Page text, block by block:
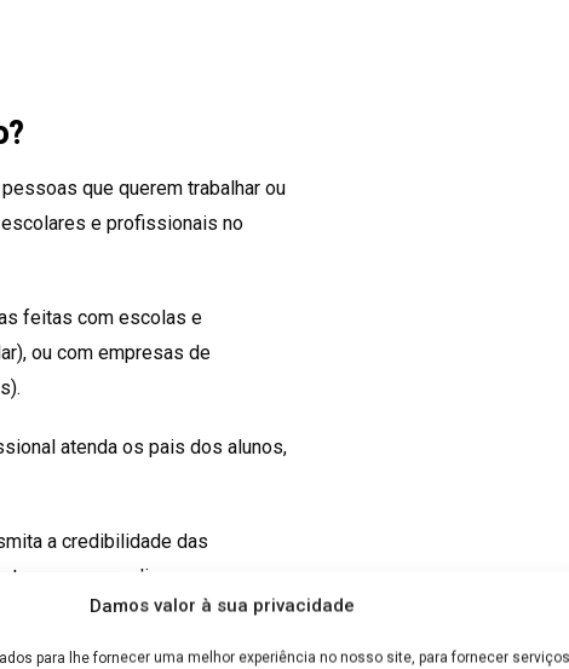
Damos valor à sua privacidade
para lhe fornecer uma melhor experiência no nosso site, para fornecer serviços
que querem trabalhar ou
e profissionais no
feitas com escolas e
ou com empresas de
atenda os pais dos alunos,
a credibilidade das
que explica como a
ou trabalhador.